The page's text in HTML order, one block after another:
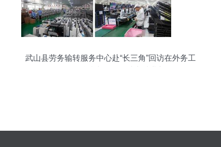
武山县劳务输转服务中心赴“长三角”回访在外务工